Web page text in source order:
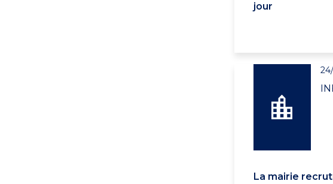
jour
La mairie